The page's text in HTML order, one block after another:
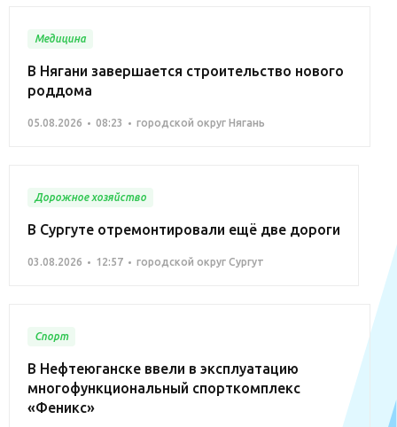
Медицина
В Нягани завершается строительство нового
роддома
05.08.2026 08:23 городской округ Нягань
Дорожное хозяйство
В Сургуте отремонтировали ещё две дороги
03.08.2026 12:57 городской округ Сургут
Спорт
В Нефтеюганске ввели в эксплуатацию
многофункциональный спорткомплекс
«Феникс»